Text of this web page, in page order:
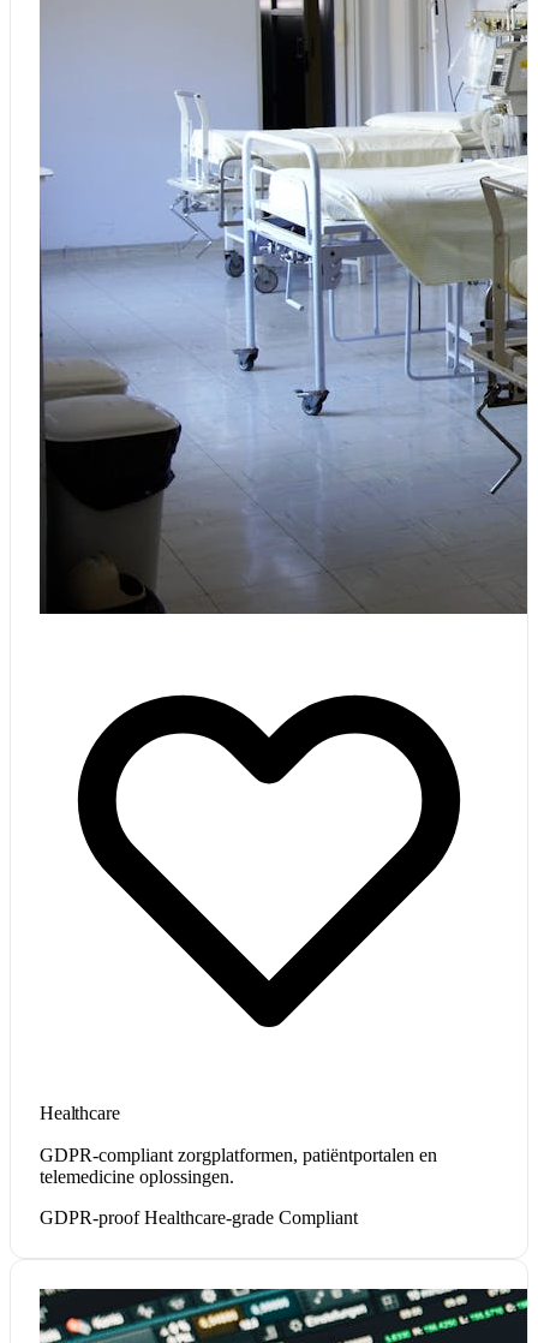
Healthcare
GDPR-compliant zorgplatformen, patiëntportalen en
telemedicine oplossingen.
GDPR-proof Healthcare-grade Compliant